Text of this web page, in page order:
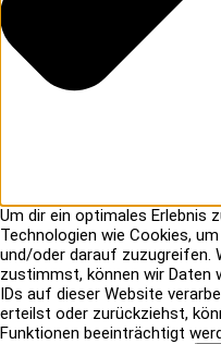
Um dir ein optimales Erlebnis
Technologien wie Cookies,
und/oder darauf zuzugreifen.
zustimmst, können wir Daten
IDs auf dieser Website
erteilst oder zurückziehst,
Funktionen beeinträchtigt